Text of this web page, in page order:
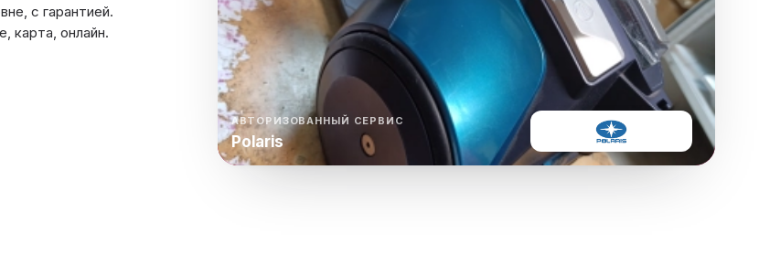
Холодильный шкаф Встраиваемая свч
Осушитель воздуха
Водонагреватель
Кулер для воды
с гарантией.
карта, онлайн.
АВТОРИЗОВАННЫЙ СЕРВИС
Polaris